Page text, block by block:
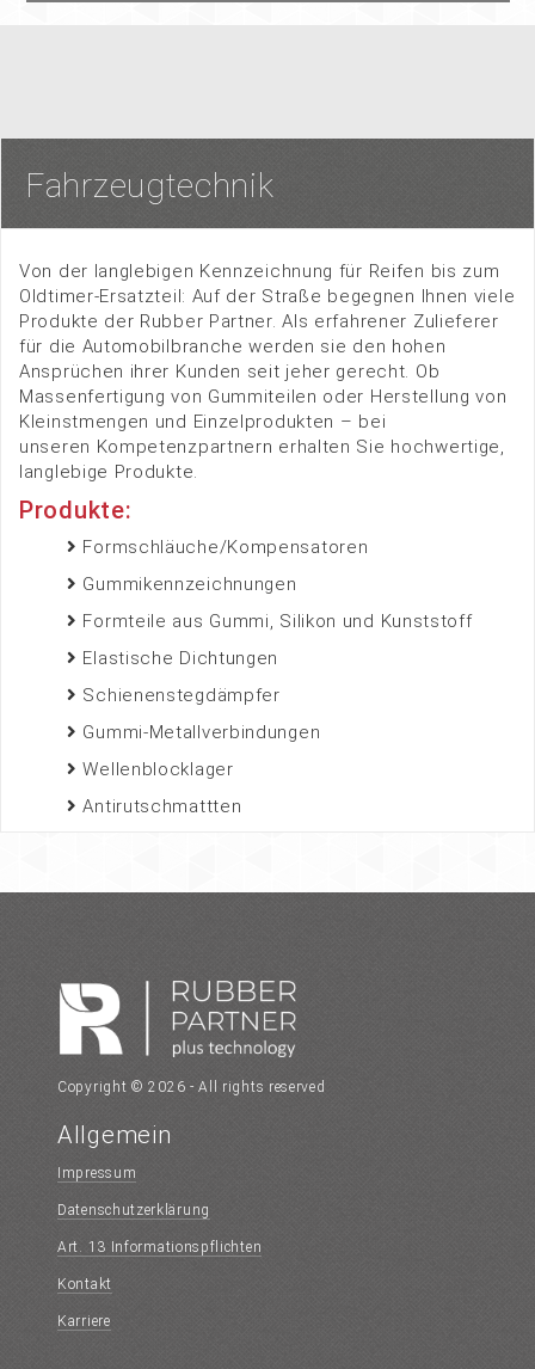
Fahrzeugtechnik
Von der langlebigen Kennzeichnung für Reifen bis zum
Oldtimer-Ersatzteil: Auf der Straße begegnen Ihnen viele
Produkte der Rubber Partner. Als erfahrener Zulieferer
für die Automobilbranche werden sie den hohen
Ansprüchen ihrer Kunden seit jeher gerecht. Ob
Massenfertigung von Gummiteilen oder Herstellung von
Kleinstmengen und Einzelprodukten – bei
unseren Kompetenzpartnern erhalten Sie hochwertige,
langlebige Produkte.
Produkte:
Formschläuche/Kompensatoren
Gummikennzeichnungen
Formteile aus Gummi, Silikon und Kunststoff
Elastische Dichtungen
Schienenstegdämpfer
Gummi-Metallverbindungen
Wellenblocklager
Antirutschmattten
Copyright © 2026 - All rights reserved
Allgemein
Impressum
Datenschutzerklärung
Art. 13 Informationspflichten
Kontakt
Karriere